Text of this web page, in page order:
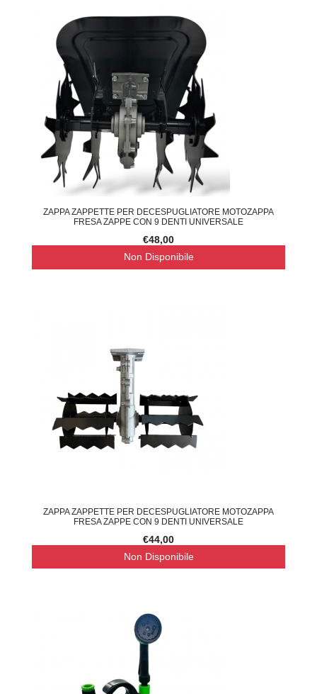
ZAPPA ZAPPETTE PER DECESPUGLIATORE MOTOZAPPA
FRESA ZAPPE CON 9 DENTI UNIVERSALE
€48,00
Non Disponibile
ZAPPA ZAPPETTE PER DECESPUGLIATORE MOTOZAPPA
FRESA ZAPPE CON 9 DENTI UNIVERSALE
€44,00
Non Disponibile